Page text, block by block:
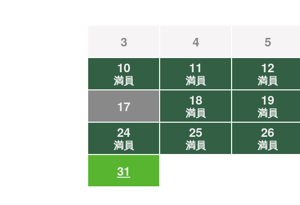
3
4 5
10
満員
11
満員
12
満員
17 18
満員
19
満員
24
満員
25
満員
26
満員
31